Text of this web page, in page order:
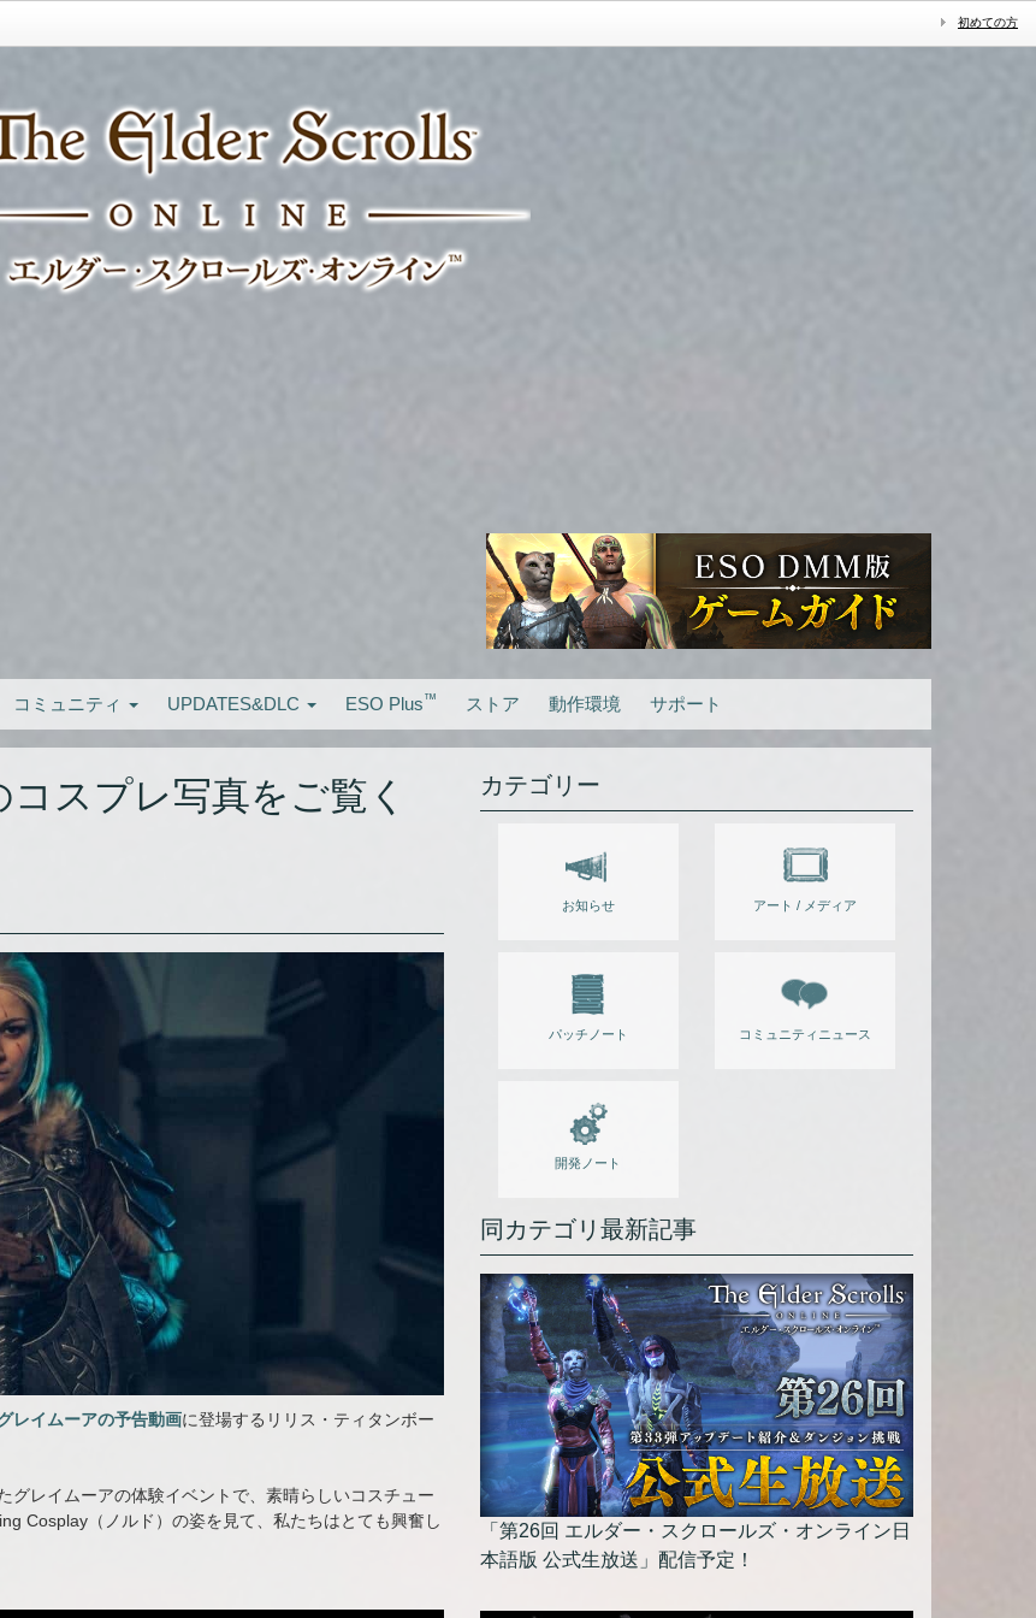
初めての方
コミュニティ UPDATES&DLC ESO Plus™ ストア 動作環境 サポート
スプレ写真をご覧く
レイムーアの予告動画に登場するリリス・ティタンボー
レイムーアの体験イベントで、素晴らしいコスチュー
Cosplay（ノルド）の姿を見て、私たちはとても興奮し
カテゴリー
お知らせ アート / メディア
パッチノート コミュニティニュース
開発ノート
同カテゴリ最新記事
「第26回 エルダー・スクロールズ・オンライン日
本語版 公式生放送」配信予定！